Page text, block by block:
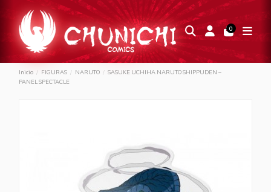
0
Inicio FIGURAS NARUTO
SASUKE UCHIHA NARUTO SHIPPUDEN –
PANEL SPECTACLE